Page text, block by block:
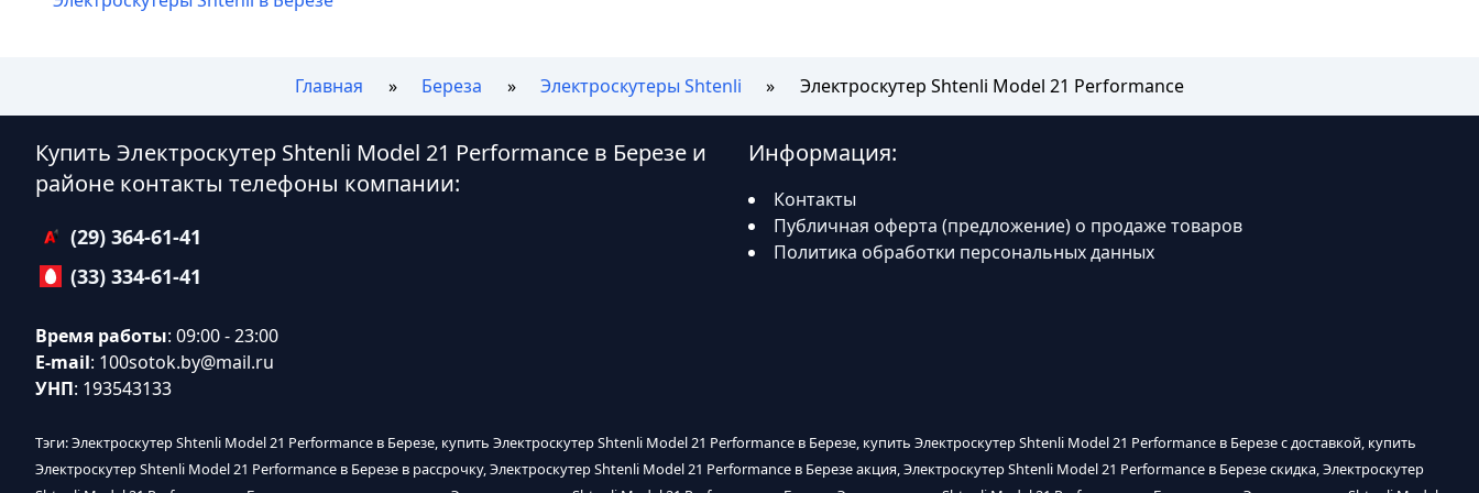
Главная Береза Электроскутеры Shtenli Электроскутер Shtenli Model 21 Performance
Купить Электроскутер Shtenli Model 21 Performance в Березе и
районе контакты телефоны компании:
(29) 364-61-41
(33) 334-61-41
Время работы: 09:00 - 23:00
E-mail: 100sotok.by@mail.ru
УНП: 193543133
Информация:
Контакты
Публичная оферта (предложение) о продаже товаров
Политика обработки персональных данных
Тэги: Электроскутер Shtenli Model 21 Performance в Березе, купить Электроскутер Shtenli Model 21 Performance в Березе, купить Электроскутер Shtenli Model 21 Performance в Березе с доставкой, купить
Электроскутер Shtenli Model 21 Performance в Березе в рассрочку, Электроскутер Shtenli Model 21 Performance в Березе акция, Электроскутер Shtenli Model 21 Performance в Березе скидка, Электроскутер